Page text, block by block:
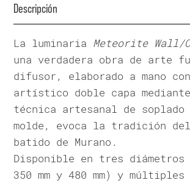
Descripción
La luminaria Meteorite Wall/
una verdadera obra de arte
difusor, elaborado a mano
artístico doble capa
técnica artesanal de
molde, evoca la tradición
batido de Murano.
Disponible en tres diámetros
350 mm y 480 mm) y múltiples